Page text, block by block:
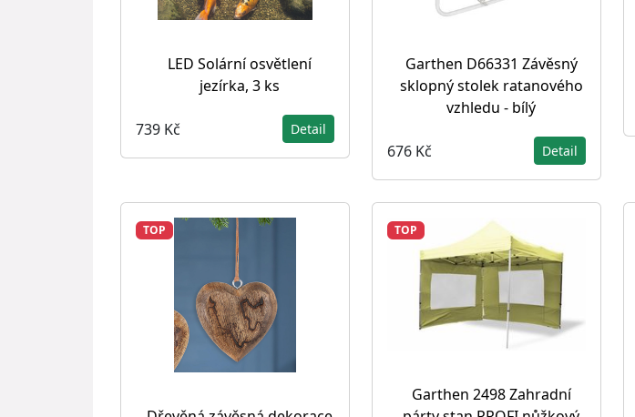
LED Solární osvětlení
jezírka, 3 ks
739 Kč Detail
Garthen D66331 Závěsný
sklopný stolek ratanového
vzhledu - bílý
676 Kč Detail
TOP TOP
Garthen 2498 Zahradní